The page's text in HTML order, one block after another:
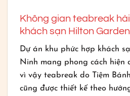
Không gian teabreak
khách sạn Hilton Garden
Dự án khu phức hợp khách
Ninh mang phong cách hiện
vì vậy teabreak do Tiệm
cũng được thiết kế theo